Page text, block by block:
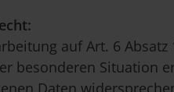
auf Art. 6
besonderen Situation
Daten